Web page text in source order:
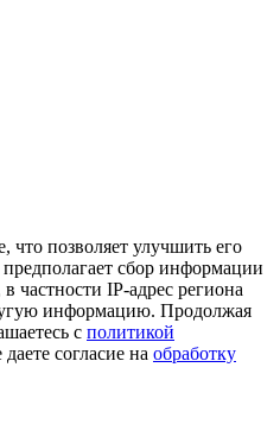
что позволяет улучшить его
сбор информации
частности IP-адрес региона
информацию. Продолжая
с политикой
даете согласие на обработку